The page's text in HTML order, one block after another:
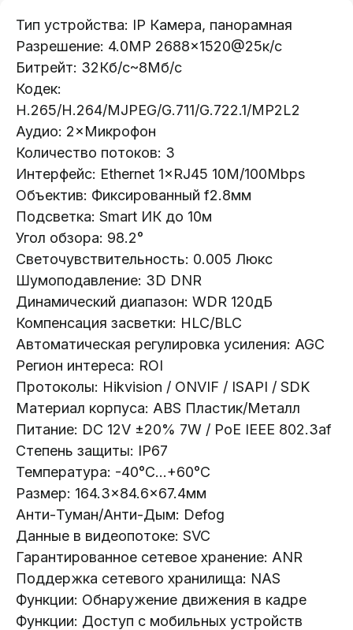
Тип устройства: IP Камера, панорамная
Разрешение: 4.0МР 2688×1520@25к/с
Битрейт: 32Кб/с~8Мб/с
Кодек:
H.265/H.264/MJPEG/G.711/G.722.1/MP2L2
Аудио: 2×Микрофон
Количество потоков: 3
Интерфейс: Ethernet 1×RJ45 10M/100Mbps
Oбъектив: Фиксированный f2.8мм
Подсветка: Smart ИК до 10м
Угoл обзора: 98.2°
Светочувствительность: 0.005 Люкс
Шумоподавление: 3D DNR
Динамический диапазон: WDR 120дБ
Компенсация засветки: HLC/BLC
Автоматическая регулировка усиления: AGC
Регион интереса: ROI
Протоколы: Hikvision / ONVIF / ISAPI / SDK
Материал корпуса: ABS Пластик/Металл
Питание: DC 12V ±20% 7W / PoE IEEE 802.3af
Степень защиты: IP67
Температура: -40°C...+60°C
Размер: 164.3×84.6×67.4мм
Анти-Туман/Анти-Дым: Defog
Данные в видеопотоке: SVC
Гарантированное сетевое хранение: ANR
Поддержка сетевого хранилища: NAS
Функции: Обнаружение движения в кадре
Функции: Доступ с мобильных устройств
info@lokt.by
Программное обеспечение
Сетевое оборудование
Интерактивные панели
Видеодомофоны
Системы контроля доступа
Носители информации
Видеонаблюдение
+375 (29) 111-66-33
Телефон:
Офис в Гродно:
Каталог:
Информация:
Почта: